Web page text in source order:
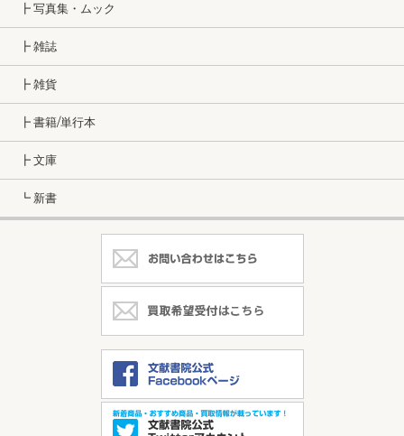
┣ 写真集・ムック
┣ 雑誌
┣ 雑貨
┣ 書籍/単行本
┣ 文庫
┗ 新書